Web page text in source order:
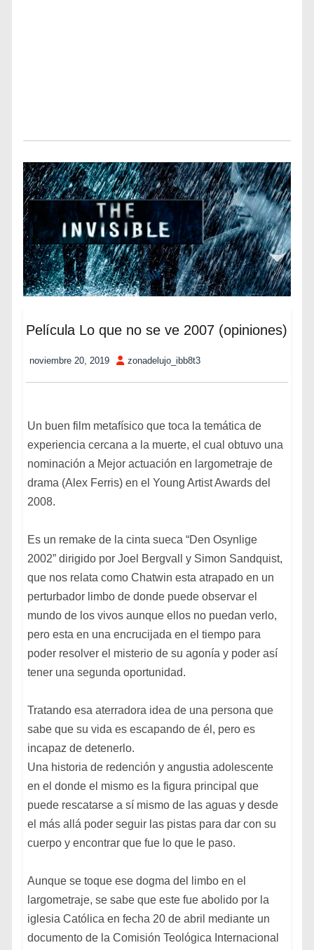
Película Lo que no se ve 2007 (opiniones)
noviembre 20, 2019 zonadelujo_ibb8t3
Un buen film metafísico que toca la temática de
experiencia cercana a la muerte, el cual obtuvo una
nominación a Mejor actuación en largometraje de
drama (Alex Ferris) en el Young Artist Awards del
2008.
Es un remake de la cinta sueca “Den Osynlige
2002” dirigido por Joel Bergvall y Simon Sandquist,
que nos relata como Chatwin esta atrapado en un
perturbador limbo de donde puede observar el
mundo de los vivos aunque ellos no puedan verlo,
pero esta en una encrucijada en el tiempo para
poder resolver el misterio de su agonía y poder así
tener una segunda oportunidad.
Tratando esa aterradora idea de una persona que
sabe que su vida es escapando de él, pero es
incapaz de detenerlo.
Una historia de redención y angustia adolescente
en el donde el mismo es la figura principal que
puede rescatarse a sí mismo de las aguas y desde
el más allá poder seguir las pistas para dar con su
cuerpo y encontrar que fue lo que le paso.
Aunque se toque ese dogma del limbo en el
largometraje, se sabe que este fue abolido por la
iglesia Católica en fecha 20 de abril mediante un
documento de la Comisión Teológica Internacional